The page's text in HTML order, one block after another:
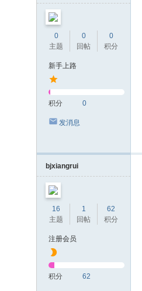
0
主题
0
回帖
0
积分
新手上路
积分 0
发消息
bjxiangrui
16
主题
1
回帖
62
积分
注册会员
积分 62